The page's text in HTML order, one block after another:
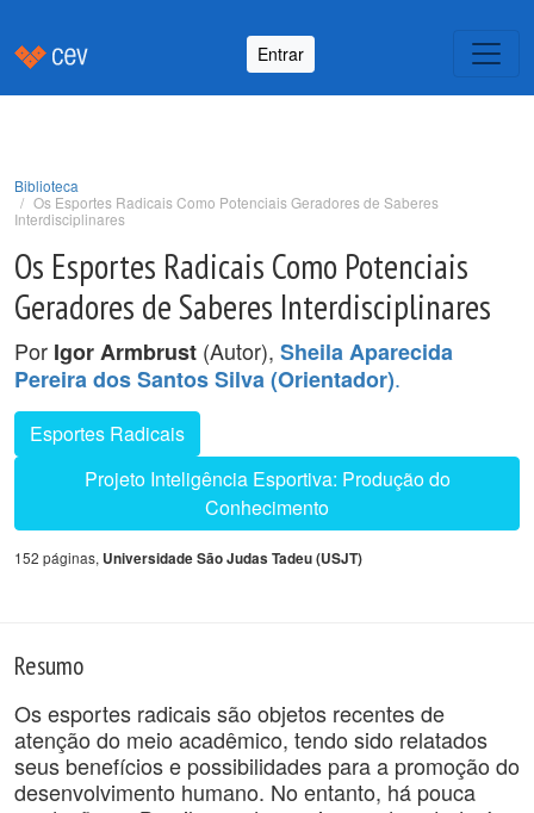
Entrar
Biblioteca
Os Esportes Radicais Como Potenciais Geradores de Saberes
Interdisciplinares
Os Esportes Radicais Como Potenciais
Geradores de Saberes Interdisciplinares
Por Igor Armbrust (Autor), Sheila Aparecida
Pereira dos Santos Silva (Orientador).
Esportes Radicais
Projeto Inteligência Esportiva: Produção do
Conhecimento
152 páginas, Universidade São Judas Tadeu (USJT)
Resumo
Os esportes radicais são objetos recentes de
atenção do meio acadêmico, tendo sido relatados
seus benefícios e possibilidades para a promoção do
desenvolvimento humano. No entanto, há pouca